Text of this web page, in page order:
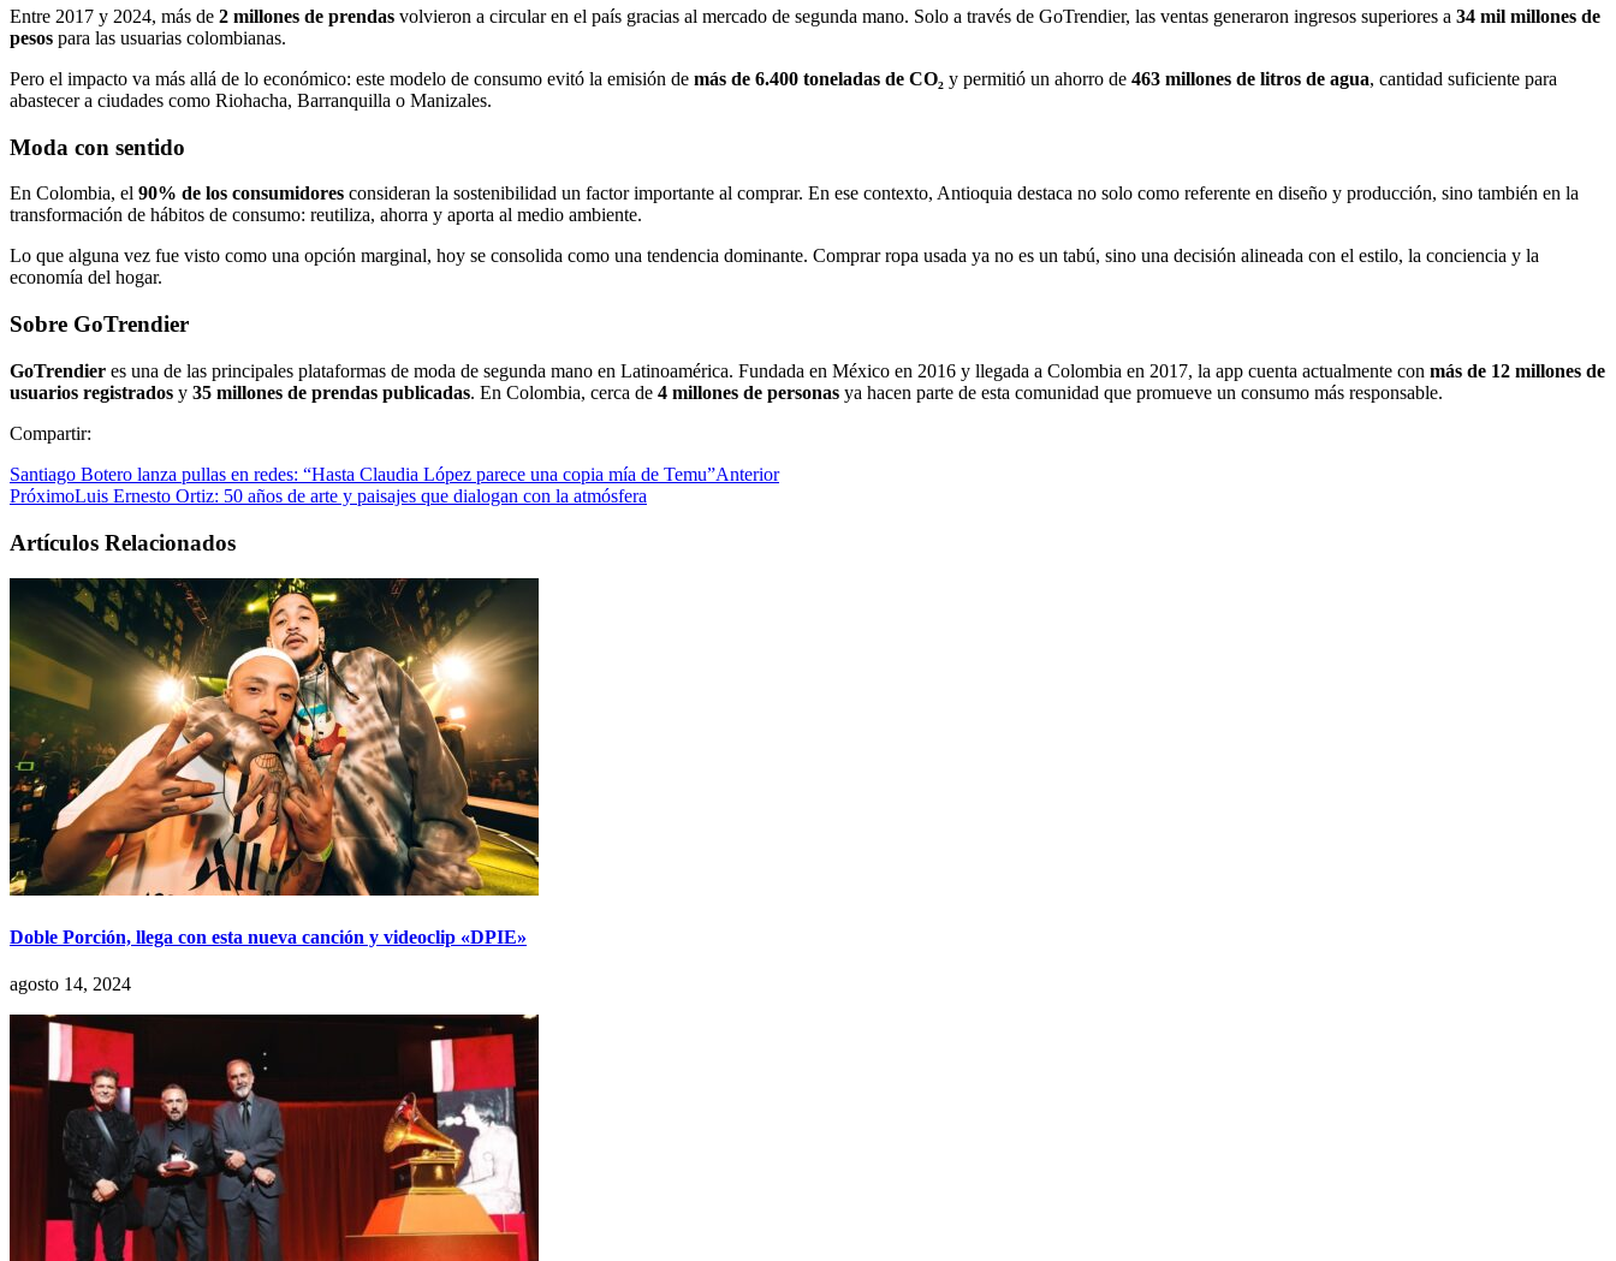
Entre 2017 y 2024, más de 2 millones de prendas volvieron a circular en el país gracias al mercado de segunda mano. Solo a través de GoTrendier, las ventas generaron ingresos superiores a 34 mil millones de
pesos para las usuarias colombianas.
Pero el impacto va más allá de lo económico: este modelo de consumo evitó la emisión de más de 6.400 toneladas de CO₂ y permitió un ahorro de 463 millones de litros de agua, cantidad suficiente para
abastecer a ciudades como Riohacha, Barranquilla o Manizales.
Moda con sentido
En Colombia, el 90% de los consumidores consideran la sostenibilidad un factor importante al comprar. En ese contexto, Antioquia destaca no solo como referente en diseño y producción, sino también en la
transformación de hábitos de consumo: reutiliza, ahorra y aporta al medio ambiente.
Lo que alguna vez fue visto como una opción marginal, hoy se consolida como una tendencia dominante. Comprar ropa usada ya no es un tabú, sino una decisión alineada con el estilo, la conciencia y la
economía del hogar.
Sobre GoTrendier
GoTrendier es una de las principales plataformas de moda de segunda mano en Latinoamérica. Fundada en México en 2016 y llegada a Colombia en 2017, la app cuenta actualmente con más de 12 millones de
usuarios registrados y 35 millones de prendas publicadas. En Colombia, cerca de 4 millones de personas ya hacen parte de esta comunidad que promueve un consumo más responsable.
Compartir:
Santiago Botero lanza pullas en redes: “Hasta Claudia López parece una copia mía de Temu”Anterior
PróximoLuis Ernesto Ortiz: 50 años de arte y paisajes que dialogan con la atmósfera
Artículos Relacionados
Doble Porción, llega con esta nueva canción y videoclip «DPIE»
agosto 14, 2024